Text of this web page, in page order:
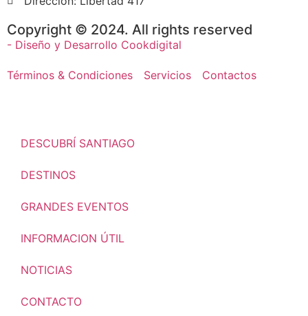
Copyright © 2024. All rights reserved
- Diseño y Desarrollo Cookdigital
Términos & Condiciones Servicios Contactos
DESCUBRÍ SANTIAGO
DESTINOS
GRANDES EVENTOS
INFORMACION ÚTIL
NOTICIAS
CONTACTO